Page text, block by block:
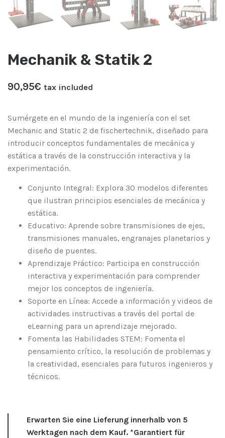
Mechanik & Statik 2
90,95€ tax included
Sumérgete en el mundo de la ingeniería con el set
Mechanic and Static 2 de fischertechnik, diseñado para
introducir conceptos fundamentales de mecánica y
estática a través de la construcción interactiva y la
experimentación.
Conjunto Integral: Explora 30 modelos diferentes
que ilustran principios esenciales de mecánica y
estática.
Educativo: Aprende sobre transmisiones de ejes,
transmisiones manuales, engranajes planetarios y
diseño de puentes.
Aprendizaje Práctico: Participa en construcción
interactiva y experimentación para comprender
mejor los conceptos de ingeniería.
Soporte en Línea: Accede a información y videos de
actividades instructivas a través del portal de
eLearning para un aprendizaje mejorado.
Fomenta las Habilidades STEM: Fomenta el
pensamiento crítico, la resolución de problemas y
la creatividad, esenciales para futuros ingenieros y
técnicos.
Erwarten Sie eine Lieferung innerhalb von 5
Werktagen nach dem Kauf. *Garantiert für